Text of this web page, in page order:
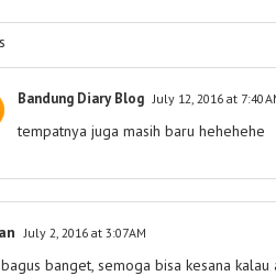
Bandung Diary Blog July 12, 2016 at 7:40
tempatnya juga masih baru hehehehe
July 2, 2016 at 3:07 AM
banget, semoga bisa kesana kalau